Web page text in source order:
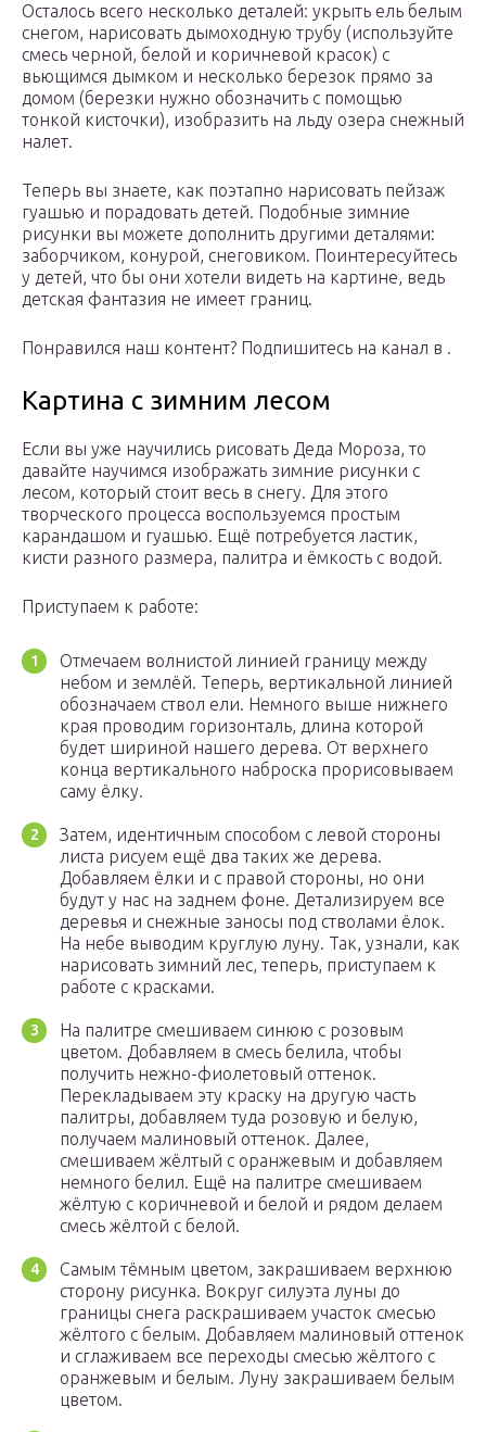
Осталось всего несколько деталей: укрыть ель белым
снегом, нарисовать дымоходную трубу (используйте
смесь черной, белой и коричневой красок) с
вьющимся дымком и несколько березок прямо за
домом (березки нужно обозначить с помощью
тонкой кисточки), изобразить на льду озера снежный
налет.
Теперь вы знаете, как поэтапно нарисовать пейзаж
гуашью и порадовать детей. Подобные зимние
рисунки вы можете дополнить другими деталями:
заборчиком, конурой, снеговиком. Поинтересуйтесь
у детей, что бы они хотели видеть на картине, ведь
детская фантазия не имеет границ.
Понравился наш контент? Подпишитесь на канал в .
Картина с зимним лесом
Если вы уже научились рисовать Деда Мороза, то
давайте научимся изображать зимние рисунки с
лесом, который стоит весь в снегу. Для этого
творческого процесса воспользуемся простым
карандашом и гуашью. Ещё потребуется ластик,
кисти разного размера, палитра и ёмкость с водой.
Приступаем к работе:
Отмечаем волнистой линией границу между
небом и землёй. Теперь, вертикальной линией
обозначаем ствол ели. Немного выше нижнего
края проводим горизонталь, длина которой
будет шириной нашего дерева. От верхнего
конца вертикального наброска прорисовываем
саму ёлку.
Затем, идентичным способом с левой стороны
листа рисуем ещё два таких же дерева.
Добавляем ёлки и с правой стороны, но они
будут у нас на заднем фоне. Детализируем все
деревья и снежные заносы под стволами ёлок.
На небе выводим круглую луну. Так, узнали, как
нарисовать зимний лес, теперь, приступаем к
работе с красками.
На палитре смешиваем синюю с розовым
цветом. Добавляем в смесь белила, чтобы
получить нежно-фиолетовый оттенок.
Перекладываем эту краску на другую часть
палитры, добавляем туда розовую и белую,
получаем малиновый оттенок. Далее,
смешиваем жёлтый с оранжевым и добавляем
немного белил. Ещё на палитре смешиваем
жёлтую с коричневой и белой и рядом делаем
смесь жёлтой с белой.
Самым тёмным цветом, закрашиваем верхнюю
сторону рисунка. Вокруг силуэта луны до
границы снега раскрашиваем участок смесью
жёлтого с белым. Добавляем малиновый оттенок
и сглаживаем все переходы смесью жёлтого с
оранжевым и белым. Луну закрашиваем белым
цветом.